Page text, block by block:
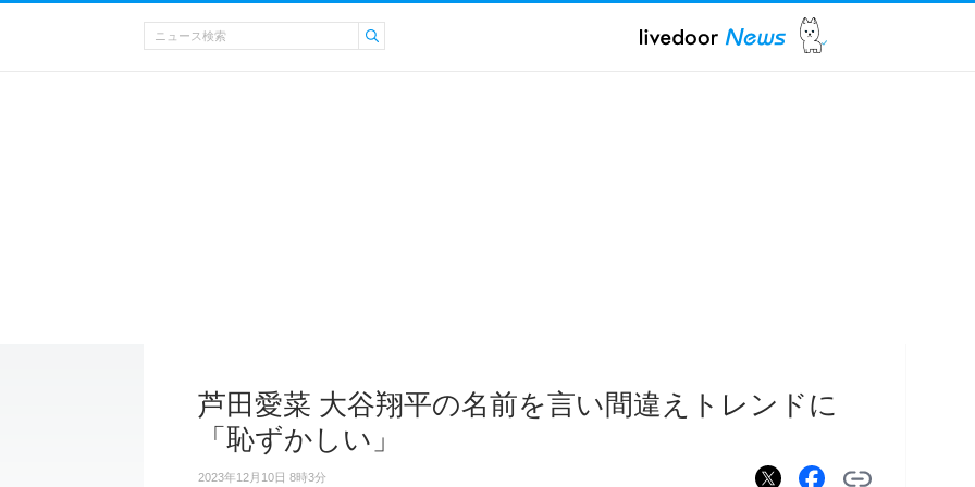
芦田愛菜 大谷翔平の名前を言い間違えトレンドに
「恥ずかしい」
2023年12月10日 8時3分